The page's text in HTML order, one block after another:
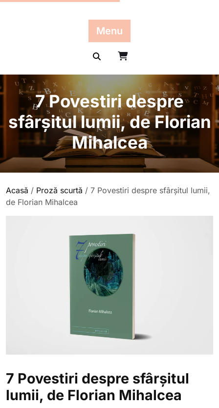
Menu
7 Povestiri despre
sfârșitul lumii, de Florian
Mihalcea
Acasă / Proză scurtă / 7 Povestiri despre sfârșitul lumii,
de Florian Mihalcea
7 Povestiri despre sfârșitul
lumii, de Florian Mihalcea